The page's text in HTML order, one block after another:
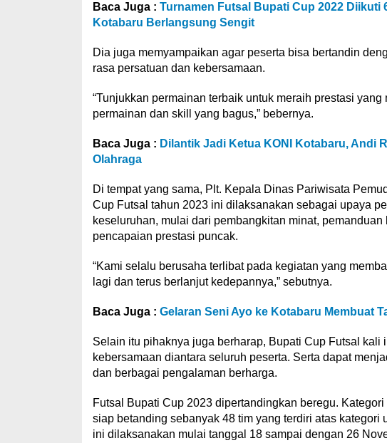
Baca Juga : Turnamen Futsal Bupati Cup 2022 Diikuti
Kotabaru Berlangsung Sengit
Dia juga memyampaikan agar peserta bisa bertandin
rasa persatuan dan kebersamaan.
“Tunjukkan permainan terbaik untuk meraih prestasi
permainan dan skill yang bagus,” bebernya.
Baca Juga : Dilantik Jadi Ketua KONI Kotabaru, Andi
Olahraga
Di tempat yang sama, Plt. Kepala Dinas Pariwisata
Cup Futsal tahun 2023 ini dilaksanakan sebagai upaya
keseluruhan, mulai dari pembangkitan minat,
pencapaian prestasi puncak.
“Kami selalu berusaha terlibat pada kegiatan yang
lagi dan terus berlanjut kedepannya,” sebutnya.
Baca Juga : Gelaran Seni Ayo ke Kotabaru Membuat
Selain itu pihaknya juga berharap, Bupati Cup Futsal kali
kebersamaan diantara seluruh peserta. Serta dapat
dan berbagai pengalaman berharga.
Futsal Bupati Cup 2023 dipertandingkan beregu.
siap betanding sebanyak 48 tim yang terdiri atas
ini dilaksanakan mulai tanggal 18 sampai dengan 26